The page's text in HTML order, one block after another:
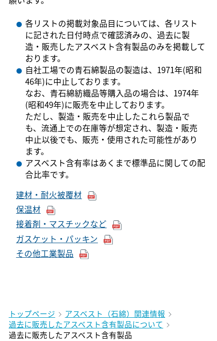
各リストの掲載対象品目については、各リスト
に記された日付時点で確認済みの、過去に製
造・販売したアスベスト含有製品のみを掲載して
おります。
自社工場での青石綿製品の製造は、1971年(昭和
46年)に中止しております。
なお、青石綿紡織品等購入品の場合は、1974年
(昭和49年)に販売を中止しております。
ただし、製造・販売を中止したこれら製品で
も、流通上での在庫等が想定され、製造・販売
中止以後でも、販売・使用された可能性があり
ます。
アスベスト含有率はあくまで標準品に関しての配
合比率です。
建材・耐火被覆材
保温材
接着剤・マスチックなど
ガスケット・パッキン
その他工業製品
トップページ
アスベスト（石綿）関連情報
過去に販売したアスベスト含有製品について
過去に販売したアスベスト含有製品